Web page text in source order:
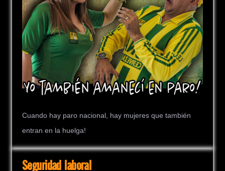
Cuando hay paro nacional, hay mujeres que también
entran en la huelga!
Seguridad laboral